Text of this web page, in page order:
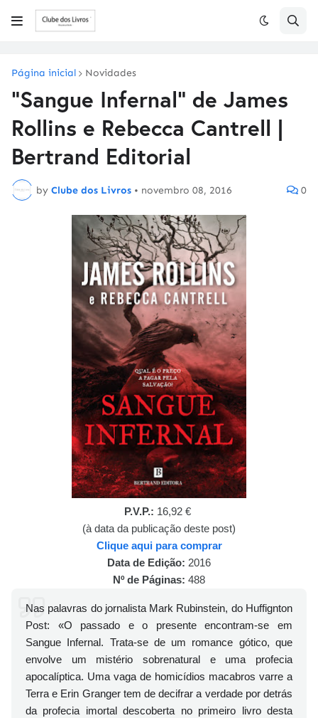
Página inicial Novidades
"Sangue Infernal" de James
Rollins e Rebecca Cantrell |
Bertrand Editorial
by Clube dos Livros • novembro 08, 2016 0
P.V.P.: 16,92 €
(à data da publicação deste post)
Clique aqui para comprar
Data de Edição: 2016
Nº de Páginas: 488
Nas palavras do jornalista Mark Rubinstein, do Huffignton
Post: «O passado e o presente encontram-se em
Sangue Infernal. Trata-se de um romance gótico, que
envolve um mistério sobrenatural e uma profecia
apocalíptica. Uma vaga de homicídios macabros varre a
Terra e Erin Granger tem de decifrar a verdade por detrás
da profecia imortal descoberta no primeiro livro desta